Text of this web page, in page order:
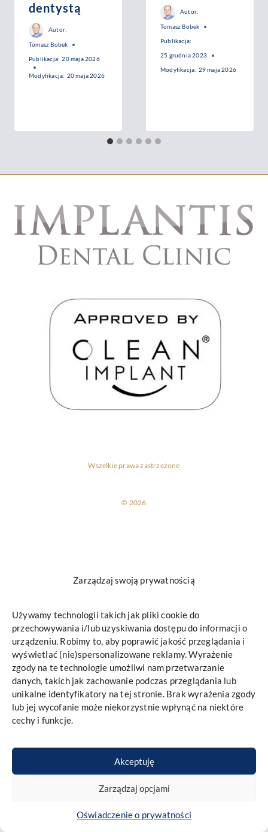
Zarządzaj swoją prywatnością
Używamy technologii takich jak pliki cookie do
przechowywania i/lub uzyskiwania dostępu do informacji o
urządzeniu. Robimy to, aby poprawić jakość przeglądania i
wyświetlać (nie)spersonalizowane reklamy. Wyrażenie
zgody na te technologie umożliwi nam przetwarzanie
danych, takich jak zachowanie podczas przeglądania lub
unikalne identyfikatory na tej stronie. Brak wyrażenia zgody
lub jej wycofanie może niekorzystnie wpłynąć na niektóre
cechy i funkcje.
Akceptuję
Zarządzaj opcjami
Oświadczenie o prywatności
dentystą
Autor:
Tomasz Bobek
Publikacja: 20 maja 2026
Modyfikacja: 20 maja 2026
Autor:
Tomasz Bobek
Publikacja:
25 grudnia 2023
Modyfikacja: 29 maja 2026
Wszelkie prawa zastrzeżone
© 2026
Oddział 1
Al. Ignacego
Daszyńskiego 12/U5
31-534 Kraków
+48 511 511 970